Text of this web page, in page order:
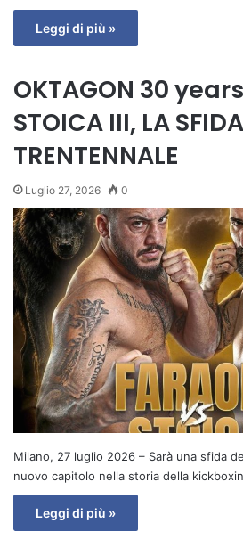
Leggi di più »
OKTAGON 30
STOICA III, LA
TRENTENNALE
Luglio 27, 2026 0
Milano, 27 luglio 2026 – Sarà una sfida
nuovo capitolo nella storia della
Leggi di più »